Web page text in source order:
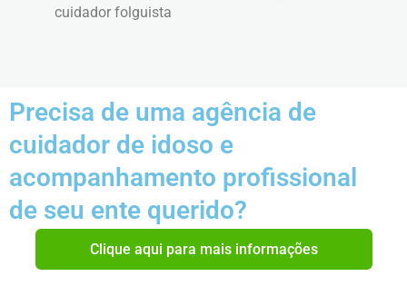
cuidador folguista
Precisa de uma agência de
cuidador de idoso e
acompanhamento profissional
de seu ente querido?
Clique aqui para mais informações